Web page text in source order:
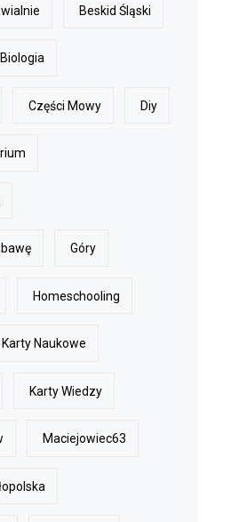
Beskid Śląski
Biologia
Części Mowy Diy
Góry
Homeschooling
Karty Naukowe
Karty Wiedzy
Maciejowiec63